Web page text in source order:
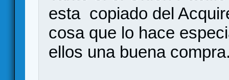
esta copiado del
cosa que lo hace
ellos una buena